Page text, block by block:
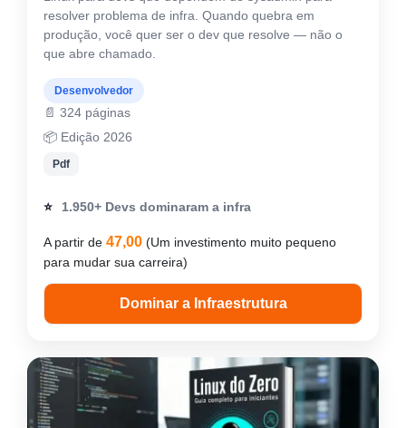
resolver problema de infra. Quando quebra em
produção, você quer ser o dev que resolve — não o
que abre chamado.
Desenvolvedor
📄 324 páginas
📦 Edição 2026
Pdf
⭐ 1.950+ Devs dominaram a infra
A partir de 47,00 (Um investimento muito pequeno
para mudar sua carreira)
Dominar a Infraestrutura